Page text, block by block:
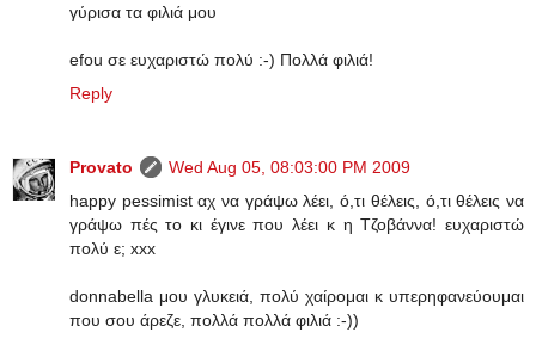
γύρισα τα φιλιά μου
efou σε ευχαριστώ πολύ :-) Πολλά φιλιά!
Reply
Provato
Wed Aug 05, 08:03:00 PM 2009
happy pessimist αχ να γράψω λέει, ό,τι θέλεις, ό,τι θέλεις να
γράψω πές το κι έγινε που λέει κ η Τζοβάννα! ευχαριστώ
πολύ ε; xxx
donnabella μου γλυκειά, πολύ χαίρομαι κ υπερηφανεύουμαι
που σου άρεζε, πολλά πολλά φιλιά :-))